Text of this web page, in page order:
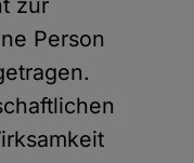
zur
Person